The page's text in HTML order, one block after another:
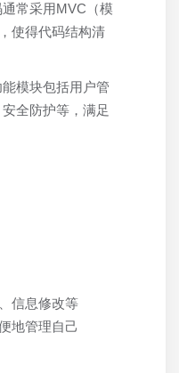
常采用MVC（模
使得代码结构清
能模块包括用户管
全防护等，满足
信息修改等
地管理自己